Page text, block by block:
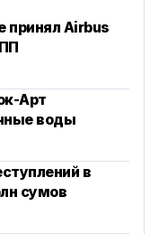
принял Airbus
Арт
воды
в
сумов